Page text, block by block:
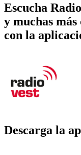
Escucha
y muchas
con la
Descarga la